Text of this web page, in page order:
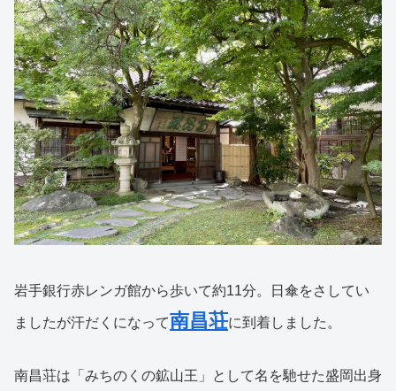
岩手銀行赤レンガ館から歩いて約11分。日傘をさしてい
ましたが汗だくになって南昌荘に到着しました。
南昌荘は「みちのくの鉱山王」として名を馳せた盛岡出身